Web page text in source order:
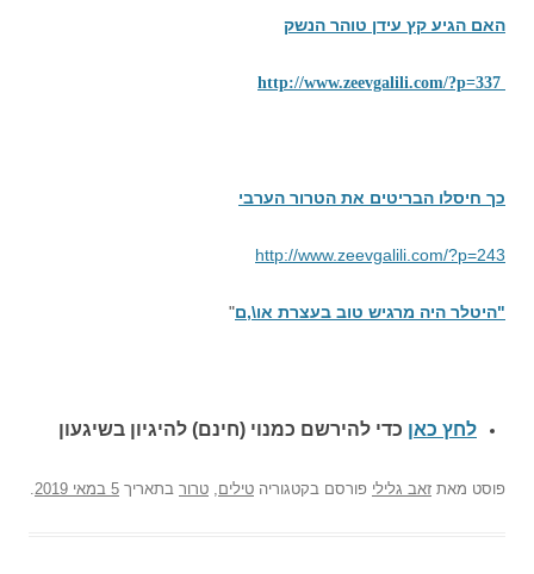
האם הגיע קץ עידן טוהר הנשק
http://www.zeevgalili.com/?p=337
כך חיסלו הבריטים את הטרור הערבי
http://www.zeevgalili.com/?p=243
"היטלר היה מרגיש טוב בעצרת או\,ם"
לחץ כאן כדי להירשם כמנוי (חינם) להיגיון בשיגעון
פוסט מאת זאב גלילי פורסם בקטגוריה טילים, טרור בתאריך 5 במאי 2019 .